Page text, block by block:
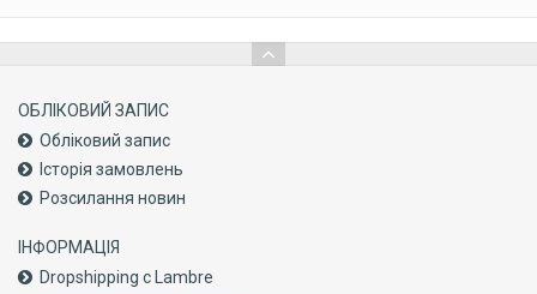
ОБЛІКОВИЙ ЗАПИС
Обліковий запис
Історія замовлень
Розсилання новин
ІНФОРМАЦІЯ
Dropshipping с Lambre